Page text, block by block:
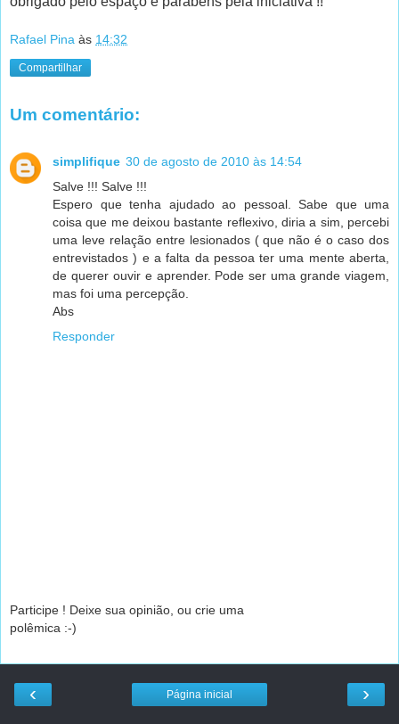
Rafael Pina às 14:32
Compartilhar
Um comentário:
simplifique 30 de agosto de 2010 às 14:54
Salve !!! Salve !!!
Espero que tenha ajudado ao pessoal. Sabe que uma
coisa que me deixou bastante reflexivo, diria a sim, percebi
uma leve relação entre lesionados ( que não é o caso dos
entrevistados ) e a falta da pessoa ter uma mente aberta,
de querer ouvir e aprender. Pode ser uma grande viagem,
mas foi uma percepção.
Abs
Responder
Participe ! Deixe sua opinião, ou crie uma
polêmica :-)
‹ ›
Página inicial